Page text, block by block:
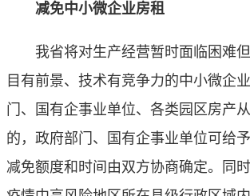
减免中小微企业房租
我省将对生产经营暂时面临困难但
目有前景、技术有竞争力的中小微企
门、国有企事业单位、各类园区房产
的，政府部门、国有企事业单位可给
减免额度和时间由双方协商确定。同